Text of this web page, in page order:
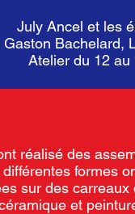
July Ancel et les
Gaston Bachelard,
Atelier du 12 au
réalisé des
formes
sur des carreaux
et